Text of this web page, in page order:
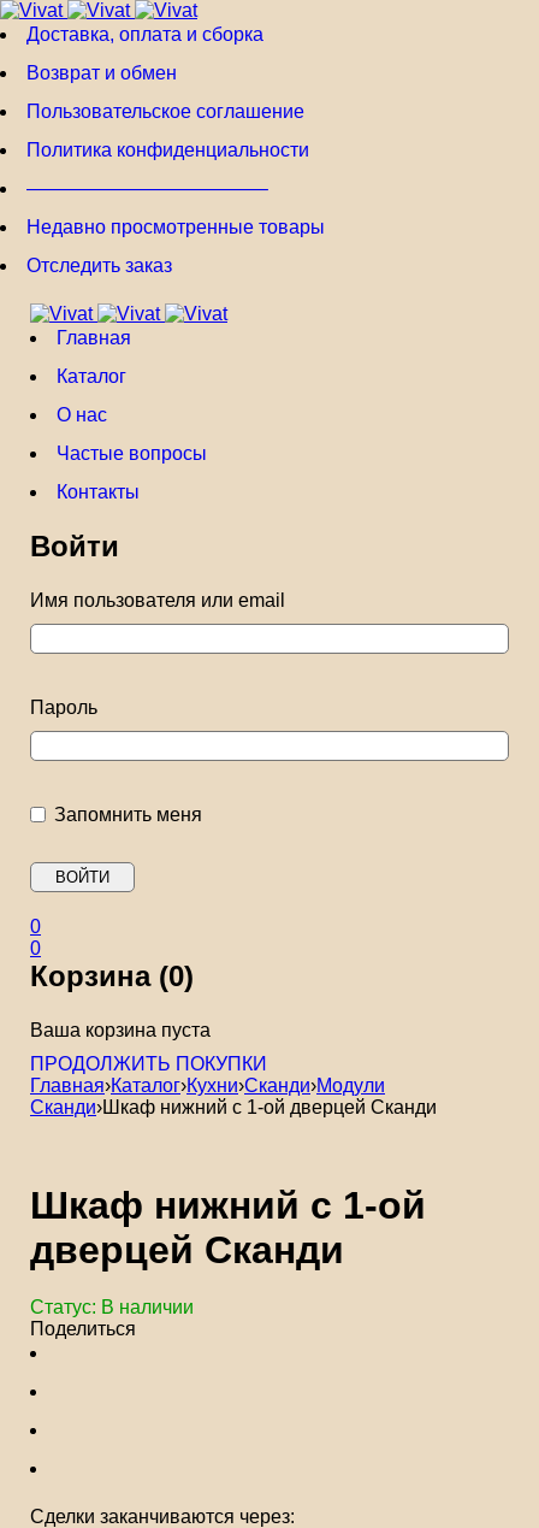
Доставка, оплата и сборка
Возврат и обмен
Пользовательское соглашение
Политика конфиденциальности
————————————–
Недавно просмотренные товары
Отследить заказ
Главная
Каталог
О нас
Частые вопросы
Контакты
Войти
Имя пользователя или email
Пароль
Запомнить меня
0
0
Корзина (0)
Ваша корзина пуста
ПРОДОЛЖИТЬ ПОКУПКИ
Главная›Каталог›Кухни›Сканди›Модули
Сканди›Шкаф нижний с 1-ой дверцей Сканди
Шкаф нижний с 1-ой
дверцей Сканди
Статус: В наличии
Поделиться
Сделки заканчиваются через: